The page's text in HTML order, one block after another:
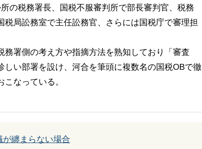
の税務署長、国税不服審判所で部長審判官、税務
税局訟務室で主任訟務官、さらには国税庁で審理担
務署側の考え方や指摘方法を熟知しており「審査
しい部署を設け、河合を筆頭に複数名の国税OBで徹
なっている。
纏まらない場合